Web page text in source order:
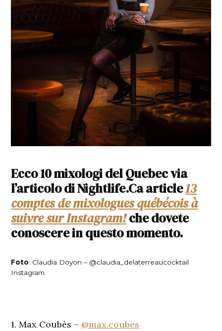
Ecco 10 mixologi del Quebec via
l’articolo di Nightlife.Ca article13
comptes de mixologues québécois à
suivre sur Instagram!che dovete
conoscere in questo momento.
Foto: Claudia Doyon – @claudia_delaterreaucocktail
Instagram
1. Max Coubès – @max.coubes